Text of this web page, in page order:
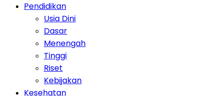
Pendidikan
Usia Dini
Dasar
Menengah
Tinggi
Riset
Kebijakan
Kesehatan